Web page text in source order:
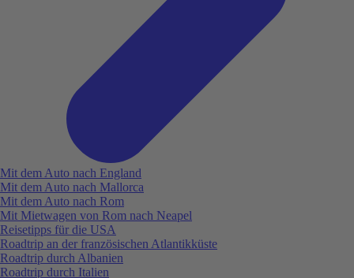
Mit dem Auto nach England
Mit dem Auto nach Mallorca
Mit dem Auto nach Rom
Mit Mietwagen von Rom nach Neapel
Reisetipps für die USA
Roadtrip an der französischen Atlantikküste
Roadtrip durch Albanien
Roadtrip durch Italien